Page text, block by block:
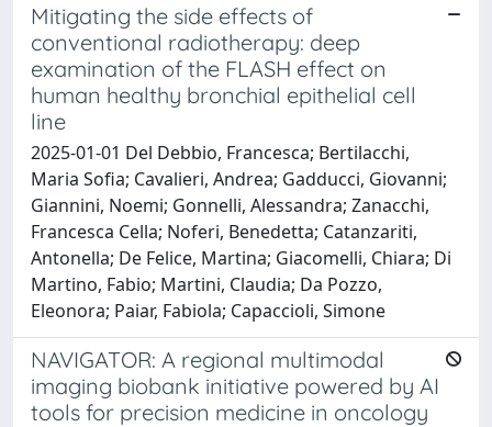
Mitigating the side effects of
conventional radiotherapy: deep
examination of the FLASH effect on
human healthy bronchial epithelial cell
line
2025-01-01 Del Debbio, Francesca; Bertilacchi,
Maria Sofia; Cavalieri, Andrea; Gadducci, Giovanni;
Giannini, Noemi; Gonnelli, Alessandra; Zanacchi,
Francesca Cella; Noferi, Benedetta; Catanzariti,
Antonella; De Felice, Martina; Giacomelli, Chiara; Di
Martino, Fabio; Martini, Claudia; Da Pozzo,
Eleonora; Paiar, Fabiola; Capaccioli, Simone
NAVIGATOR: A regional multimodal
imaging biobank initiative powered by AI
tools for precision medicine in oncology